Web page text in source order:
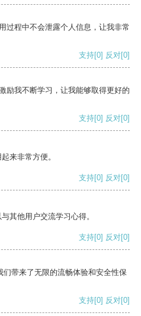
过程中不会泄露个人信息，让我非常
支持[0] 反对[0]
励我不断学习，让我能够取得更好的
支持[0] 反对[0]
来非常方便。
支持[0] 反对[0]
其他用户交流学习心得。
支持[0] 反对[0]
带来了无限的流畅体验和安全性保
支持[0] 反对[0]